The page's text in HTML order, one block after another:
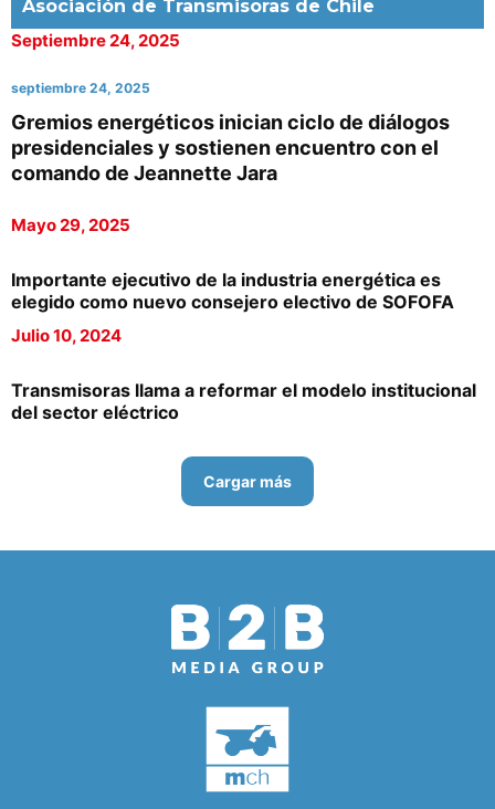
Asociación de Transmisoras de Chile
Septiembre 24, 2025
septiembre 24, 2025
Gremios energéticos inician ciclo de diálogos
presidenciales y sostienen encuentro con el
comando de Jeannette Jara
Mayo 29, 2025
Importante ejecutivo de la industria energética es
elegido como nuevo consejero electivo de SOFOFA
Julio 10, 2024
Transmisoras llama a reformar el modelo institucional
del sector eléctrico
Cargar más